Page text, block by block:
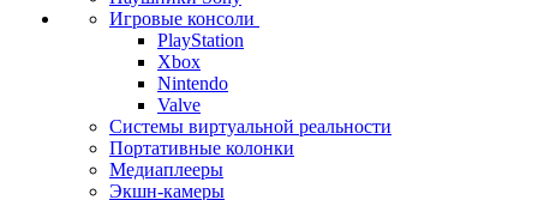
Игровые консоли
PlayStation
Xbox
Nintendo
Valve
Системы виртуальной реальности
Портативные колонки
Медиаплееры
Экшн-камеры